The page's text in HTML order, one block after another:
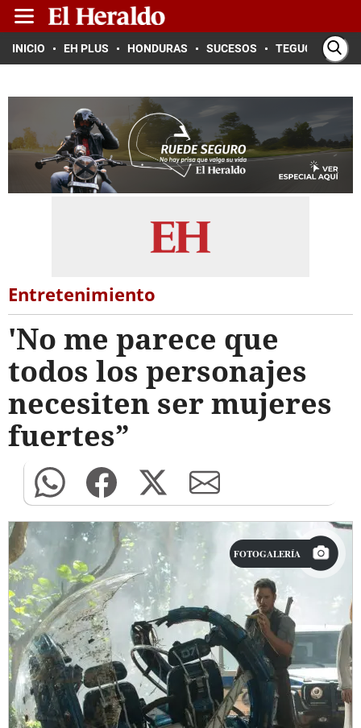
INICIO EH PLUS HONDURAS SUCESOS TEGUCIGALPA
Entretenimiento
'No me parece que
todos los personajes
necesiten ser mujeres
fuertes”
FOTOGALERÍA